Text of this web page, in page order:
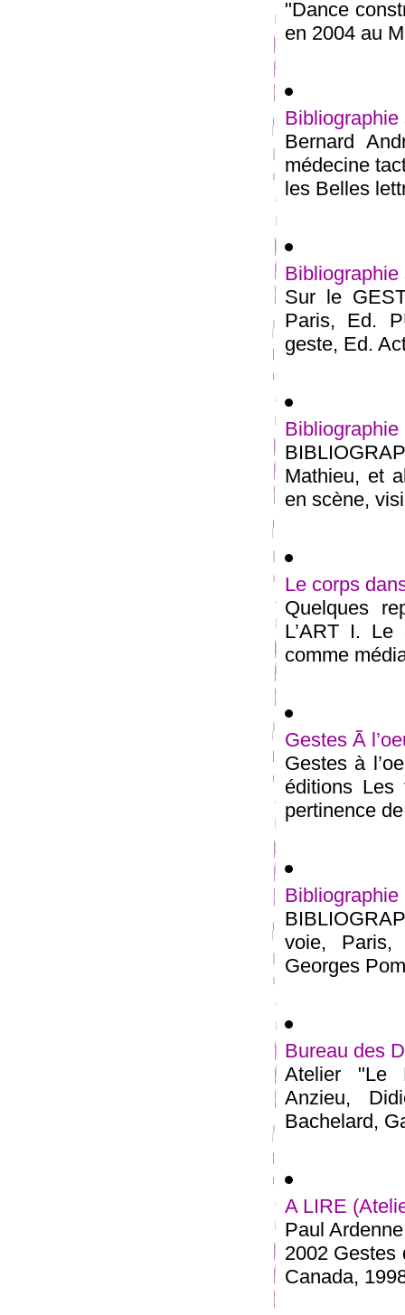
"Dance
en 2004 au
Bernard
médecine
les Belles
Sur le
Paris, Ed.
geste, Ed.
Mathieu, et
en scène,
Le corps
Quelques
L’ART I. Le
comme
Gestes Ã
Gestes à
éditions Les
pertinence
voie, Paris,
Georges
Bureau des
Atelier "Le
Anzieu,
Bachelard,
A LIRE
Paul
2002 Gestes
Canada,